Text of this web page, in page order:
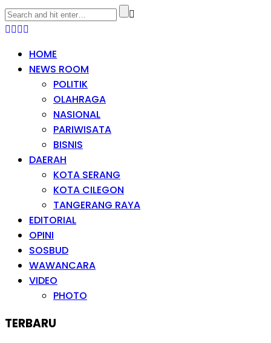
HOME
NEWS ROOM
POLITIK
OLAHRAGA
NASIONAL
PARIWISATA
BISNIS
DAERAH
KOTA SERANG
KOTA CILEGON
TANGERANG RAYA
EDITORIAL
OPINI
SOSBUD
WAWANCARA
VIDEO
PHOTO
TERBARU